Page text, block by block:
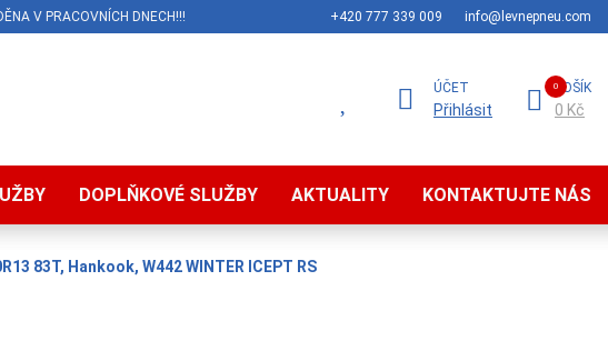
V PRACOVNÍCH DNECH!!! +420 777 339 009 info@levnepneu.com
ÚČET
Přihlásit
KOŠÍK
0 Kč
DOPLŇKOVÉ SLUŽBY AKTUALITY KONTAKTUJTE NÁS
83T, Hankook, W442 WINTER ICEPT RS